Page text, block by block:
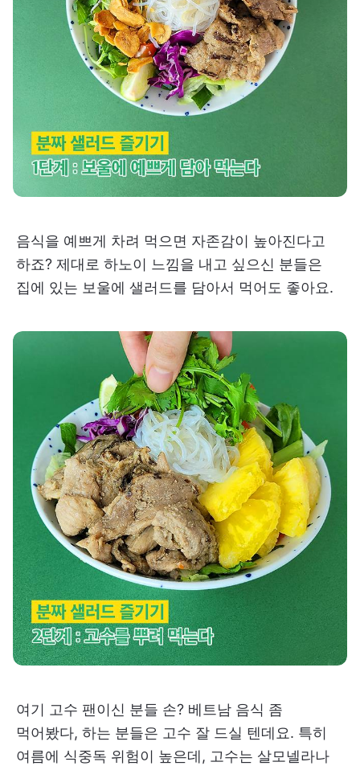
음식을 예쁘게 차려 먹으면 자존감이 높아진다고
하죠? 제대로 하노이 느낌을 내고 싶으신 분들은
집에 있는 보울에 샐러드를 담아서 먹어도 좋아요.
여기 고수 팬이신 분들 손? 베트남 음식 좀
먹어봤다, 하는 분들은 고수 잘 드실 텐데요. 특히
여름에 식중독 위험이 높은데, 고수는 살모넬라나